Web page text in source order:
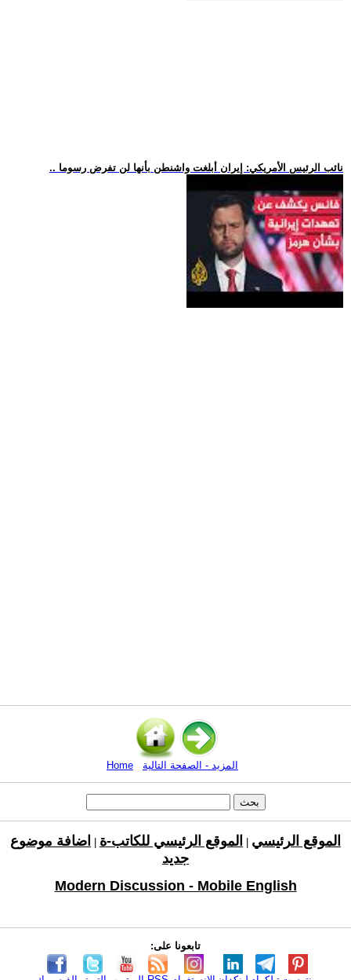
.. نائب الرئيس الأمريكي: إيران أبلغت واشنطن بأنها لن تفرض رسوما
Home المزيد - الصفحة التالية
الموقع الرئيسي الموقع الرئيسي للكاتب-ة
اضافة موضوع
جديد
Modern Discussion - Mobile English
تابعونا على: